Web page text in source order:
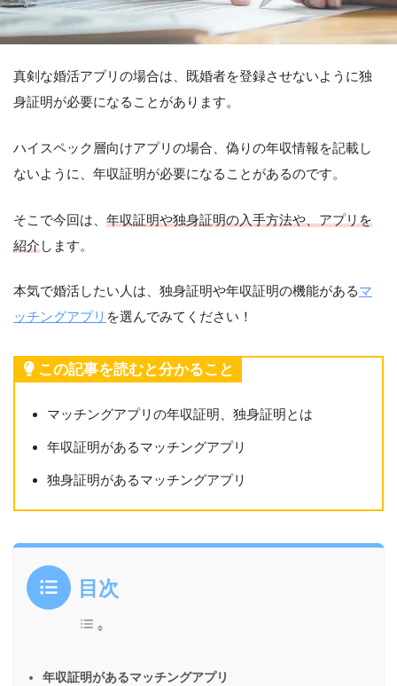
真剣な婚活アプリの場合は、既婚者を登録させないように独
身証明が必要になることがあります。
ハイスペック層向けアプリの場合、偽りの年収情報を記載し
ないように、年収証明が必要になることがあるのです。
そこで今回は、 年収証明や独身証明の入手方法や、アプリを
紹介 します。
本気で婚活したい人は、独身証明や年収証明の機能があるマ
ッチングアプリ を選んでみてください！
この記事を読むと分かること
マッチングアプリの年収証明、独身証明とは
年収証明があるマッチングアプリ
独身証明があるマッチングアプリ
目次
年収証明があるマッチングアプリ